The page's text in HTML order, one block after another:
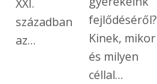
XXI.
században
az…
fejlődéséről?
Kinek, mikor
és milyen
céllal…